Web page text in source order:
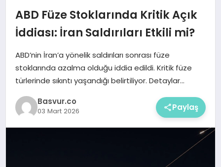
HABERLER
KRIPTO HABER
ABD Füze Stoklarında Kritik Açık
İddiası: İran Saldırıları Etkili mi?
ABD’nin İran’a yönelik saldırıları sonrası füze
stoklarında azalma olduğu iddia edildi. Kritik füze
türlerinde sıkıntı yaşandığı belirtiliyor. Detaylar…
Basvur.co
03 Mart 2026 Paylaş